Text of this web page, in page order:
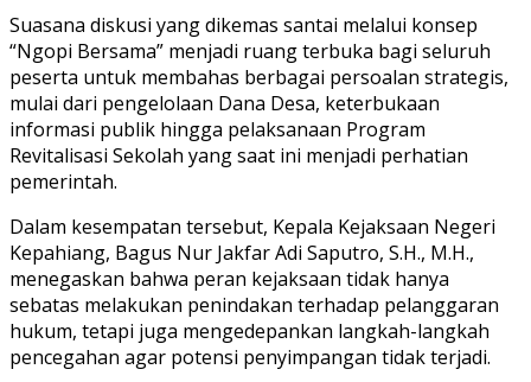
Suasana diskusi yang dikemas santai melalui konsep
“Ngopi Bersama” menjadi ruang terbuka bagi seluruh
peserta untuk membahas berbagai persoalan strategis,
mulai dari pengelolaan Dana Desa, keterbukaan
informasi publik hingga pelaksanaan Program
Revitalisasi Sekolah yang saat ini menjadi perhatian
pemerintah.
Dalam kesempatan tersebut, Kepala Kejaksaan Negeri
Kepahiang, Bagus Nur Jakfar Adi Saputro, S.H., M.H.,
menegaskan bahwa peran kejaksaan tidak hanya
sebatas melakukan penindakan terhadap pelanggaran
hukum, tetapi juga mengedepankan langkah-langkah
pencegahan agar potensi penyimpangan tidak terjadi.